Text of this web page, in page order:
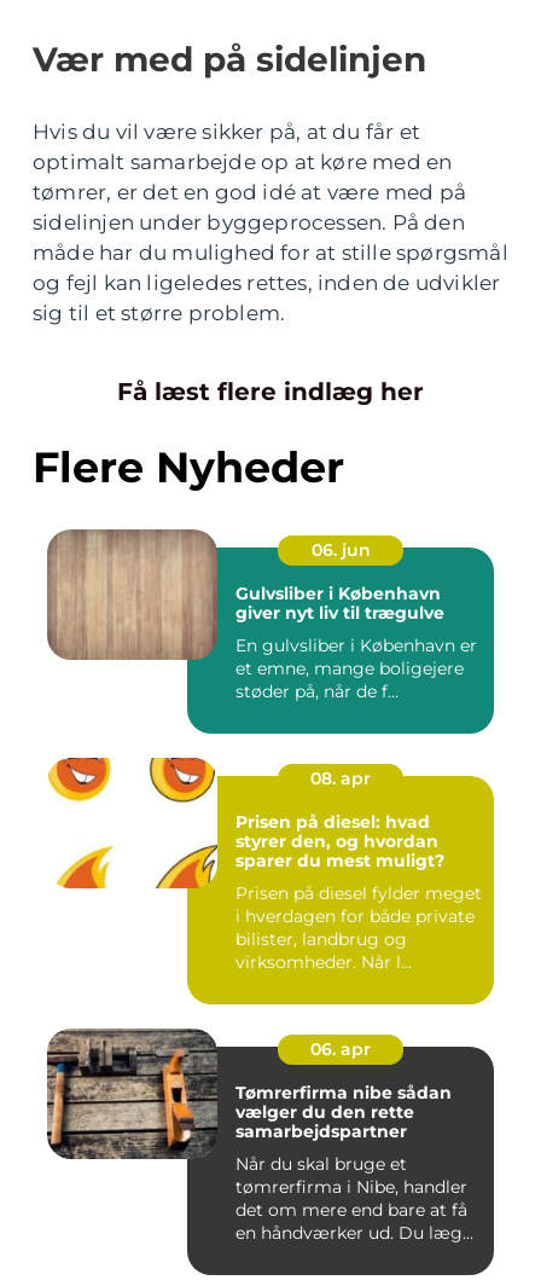
Vær med på sidelinjen
Hvis du vil være sikker på, at du får et
optimalt samarbejde op at køre med en
tømrer, er det en god idé at være med på
sidelinjen under byggeprocessen. På den
måde har du mulighed for at stille spørgsmål
og fejl kan ligeledes rettes, inden de udvikler
sig til et større problem.
Få læst flere indlæg her
Flere Nyheder
06. jun
Gulvsliber i København
giver nyt liv til trægulve
En gulvsliber i København er
et emne, mange boligejere
støder på, når de f...
08. apr
Prisen på diesel: hvad
styrer den, og hvordan
sparer du mest muligt?
Prisen på diesel fylder meget
i hverdagen for både private
bilister, landbrug og
virksomheder. Når l...
06. apr
Tømrerfirma nibe sådan
vælger du den rette
samarbejdspartner
Når du skal bruge et
tømrerfirma i Nibe, handler
det om mere end bare at få
en håndværker ud. Du læg...